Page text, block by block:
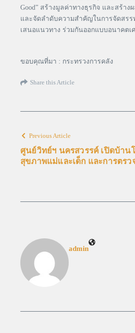
Good” สร้างมูลค่าทางธุรกิจ และสร้า
และจัดลำดับความสำคัญในการจัดสรร
เสนอแนวทาง ร่วมกันออกแบบอนาคตเ
ขอบคุณที่มา : กระทรวงการคลัง
Share this Article
Previous Article
ศูนย์วิทย์ฯ นครสวรรค์ เปิดบ้าน
สุขภาพแม่และเด็ก และการตร
admin